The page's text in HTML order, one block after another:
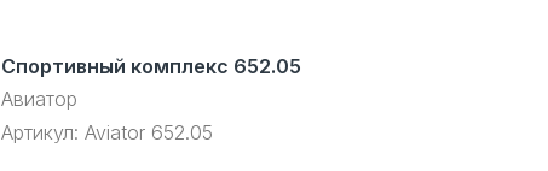
Спортивный комплекс 652.05
Авиатор
Артикул: Aviator 652.05